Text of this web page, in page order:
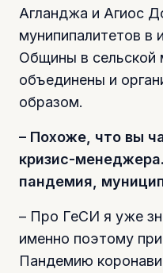
Агланджа и Агиос
мунипипалитетов в
Общины в сельской
объединены и
образом.
– Похоже, что вы
кризис-
пандемия,
– Про ГеСИ я уже
именно поэтому
Пандемию